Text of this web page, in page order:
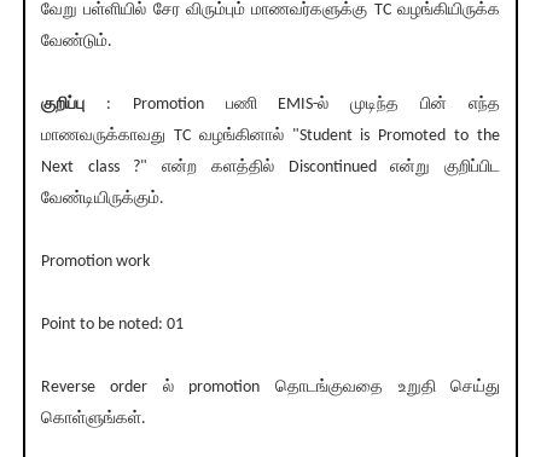
வேறு பள்ளியில் சேர விரும்பும் மாணவர்களுக்கு TC வழங்கியிருக்க
வேண்டும்.
குறிப்பு: Promotion பணி EMIS-ல் முடிந்த பின் எந்த
மாணவருக்காவது TC வழங்கினால் "Student is Promoted to the
Next class ?" என்ற களத்தில் Discontinued என்று குறிப்பிட
வேண்டியிருக்கும்.
Promotion work
Point to be noted: 01
Reverse order ல் promotion தொடங்குவதை உறுதி செய்து
கொள்ளுங்கள்.